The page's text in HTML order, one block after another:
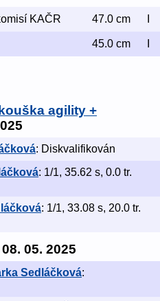
KAČR 47.0 cm
45.0 cm
agility +
: Diskvalifikován
: 1/1, 35.62 s, 0.0 tr.
: 1/1, 33.08 s, 20.0 tr.
08. 05. 2025
Sedláčková: